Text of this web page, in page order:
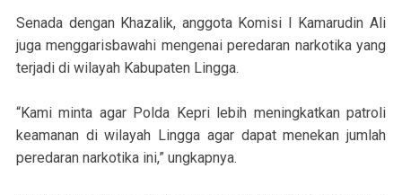
Senada dengan Khazalik, anggota Komisi I Kamarudin Ali
juga menggarisbawahi mengenai peredaran narkotika yang
terjadi di wilayah Kabupaten Lingga.
“Kami minta agar Polda Kepri lebih meningkatkan patroli
keamanan di wilayah Lingga agar dapat menekan jumlah
peredaran narkotika ini,” ungkapnya.